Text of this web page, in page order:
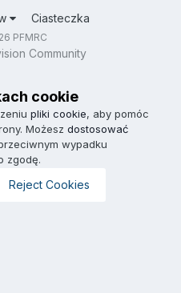
Ciasteczka
PFMRC
Community
cookie
pliki cookie, aby pomóc
Możesz dostosować
wypadku
zgodę.
Reject Cookies